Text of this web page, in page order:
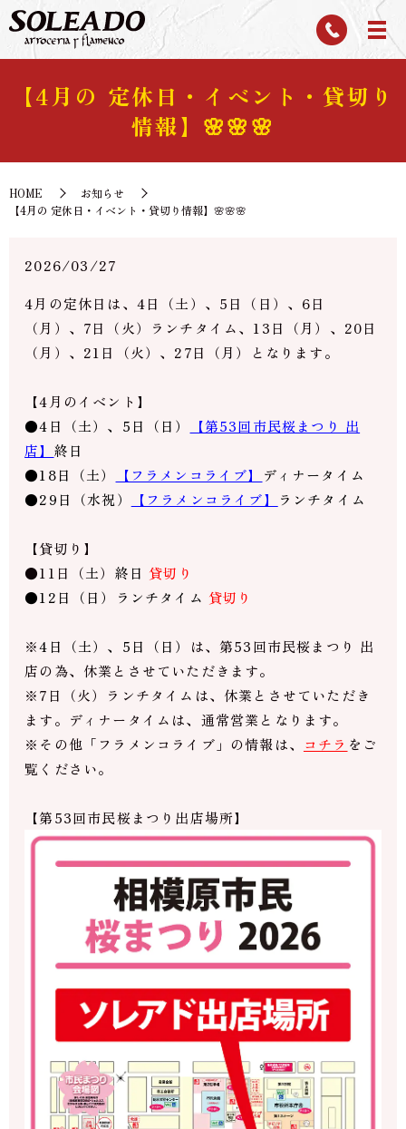
【4月の 定休日・イベント・貸切り
情報】🌸🌸🌸
HOME
お知らせ
【4月の 定休日・イベント・貸切り情報】🌸🌸🌸
2026/03/27
4月の定休日は、4日（土）、5日（日）、6日
（月）、7日（火）ランチタイム、13日（月）、20日
（月）、21日（火）、27日（月）となります。
【4月のイベント】
●4日（土）、5日（日）
【第53回市民桜まつり 出
店】 終日
●18日（土）
【フラメンコライブ】
ディナータイム
●29日（水祝）
【フラメンコライブ】 ランチタイム
【貸切り】
●11日（土） 終日 貸切り
●12日（日）ランチタイム 貸切り
※4日（土）、5日（日）
は、第53回市民桜まつり 出
店の為、休業とさせていただきます。
※7日（火）ランチタイムは、休業とさせていただき
ます。ディナータイムは、通常営業となります。
※その他「フラメンコライブ」の情報は、 コチラ をご
覧ください。
【第53回市民桜まつり出店場所】